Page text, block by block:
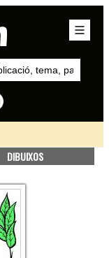
DIBUIXOS